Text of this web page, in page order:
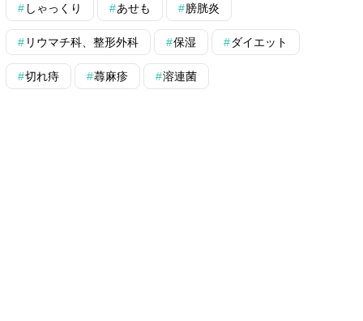
しゃっくり あせも 膀胱炎
リウマチ科、整形外科 保湿 ダイエット
切れ痔 蕁麻疹 溶連菌